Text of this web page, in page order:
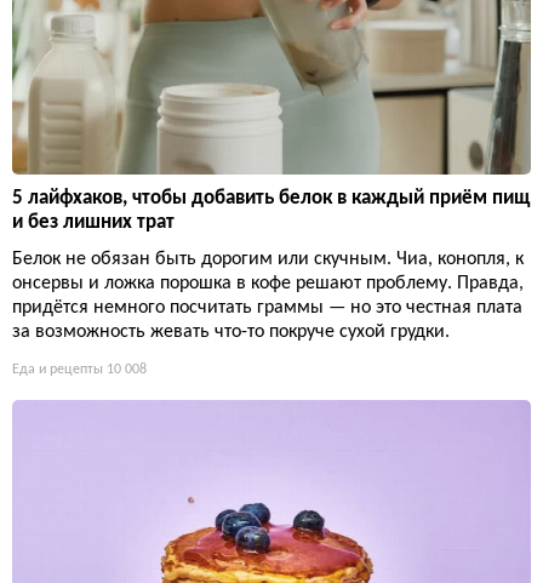
5 лайфхаков, чтобы добавить белок в каждый приём пищ
и без лишних трат
Белок не обязан быть дорогим или скучным. Чиа, конопля, к
онсервы и ложка порошка в кофе решают проблему. Правда,
придётся немного посчитать граммы — но это честная плата
за возможность жевать что-то покруче сухой грудки.
Еда и рецепты 10 008